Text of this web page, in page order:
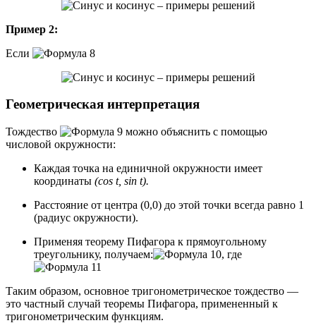
Пример 2:
Если
Геометрическая интерпретация
Тождество
можно объяснить с помощью
числовой окружности:
Каждая точка на единичной окружности имеет
координаты (cos t, sin t).
Расстояние от центра (0,0) до этой точки всегда равно 1
(радиус окружности).
Применяя теорему Пифагора к прямоугольному
треугольнику, получаем:
, где
Таким образом, основное тригонометрическое тождество —
это частный случай теоремы Пифагора, примененный к
тригонометрическим функциям.